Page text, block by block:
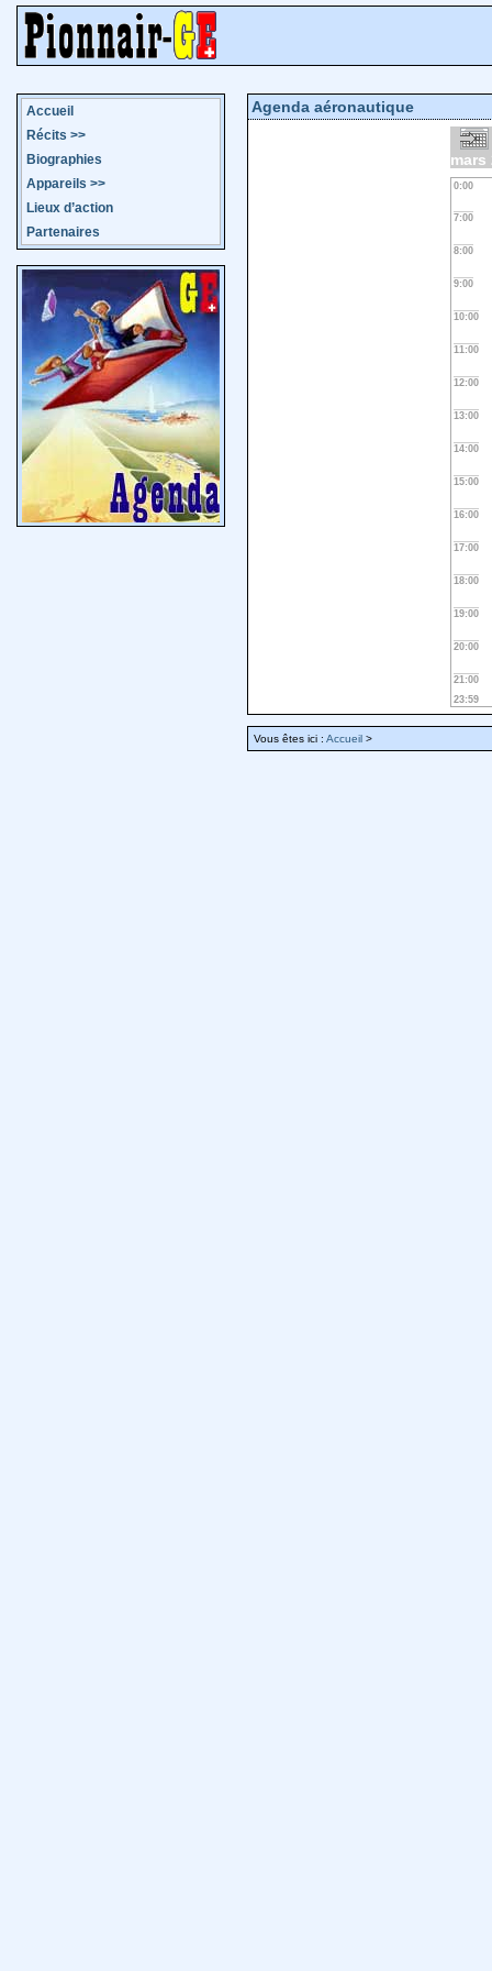
Accueil
Récits >>
Biographies
Appareils >>
Lieux d’action
Partenaires
Agenda aéronautique
mars
0:00
7:00
8:00
9:00
10:00
11:00
12:00
13:00
14:00
15:00
16:00
17:00
18:00
19:00
20:00
21:00
23:59
Vous êtes ici : Accueil >